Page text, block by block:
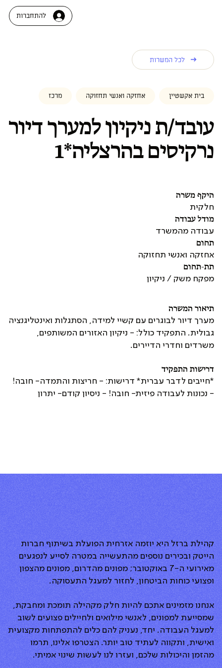
להתחברות
תיאור המשרה
מערך דיור לבוגרים עם קשיי למידה, הסתגלות ואינטליגנציה
גבולית. התפקיד כולל: - ניקיון האזורים המשותפים,
משרדים וחדרי הדיירים.
דרישות התפקיד
*חייבים לדבר עברית* דרישות: - חריצות והתמדה- חובה!
- נכונות לעבודה פיזית- חובה! - ניסיון קודם- יתרון
לכל המשרות
עובד/ת ניקיון למערך דיור
נרקיסים בהרצליה*1
בית אקשטיין אחזקה ואנשי תחזוקה מרכז
היקף משרה
חלקית
מודל עבודה
עבודה מהמשרד
תחום
אחזקה ואנשי תחזוקה
תת-תחום
מפקח משק / ניקיון
קהילת ברזל היא יוזמה אזרחית הפועלת בשיתוף חברות
הייטק ובכירים נוספים מהתעשייה במטרה לסייע לנפגעים
מאירועי ה-7 באוקטובר; מפונים מהדרום, מפונים מהצפון
ופצועי כוחות הביטחון, לחזור למעגל התעסוקה.
אנחנו מזמינים אתכם להיות חלק מקהילה תומכת ומחבקת,
שמסייעת למפונים, לאנשי מילואים ולחיילים פצועים לשוב
למעגל העבודה. יחד, נעניק להם כלים להתפתחות מקצועית
ואישית, ותקווה לעתיד טוב יותר. הצטרפו אלינו, תרמו
מהזמן והיכולות שלכם, ועזרו לנו לעשות שינוי אמיתי.